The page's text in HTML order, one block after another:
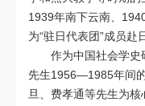
1939年南下云南、
为“驻日代表团”成员赴
作为中国社会学史
先生1956—1985年间
旦、费孝通等先生为